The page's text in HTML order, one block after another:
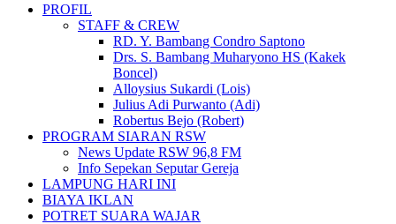
PROFIL
STAFF & CREW
RD. Y. Bambang Condro Saptono
Drs. S. Bambang Muharyono HS (Kakek
Boncel)
Alloysius Sukardi (Lois)
Julius Adi Purwanto (Adi)
Robertus Bejo (Robert)
PROGRAM SIARAN RSW
News Update RSW 96,8 FM
Info Sepekan Seputar Gereja
LAMPUNG HARI INI
BIAYA IKLAN
POTRET SUARA WAJAR